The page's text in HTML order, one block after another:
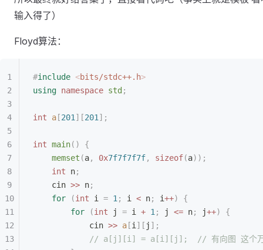
输入得了）
Floyd算法：
#include <bits/stdc++.h>
using namespace std ;
int a [201 ][201 ];
int main()
{
    memset
(a, 0x7f7f7f7f, sizeof(a));
    int
n;
    cin
>> n;
    for
(int i = 1 ; i < n; i++)
{
        for
(int j = i + 1 ; j <= n; j++)
{
            cin
>> a [i ][ j ];
            // a[j][i] = a[i][j];
// 有向图 这个